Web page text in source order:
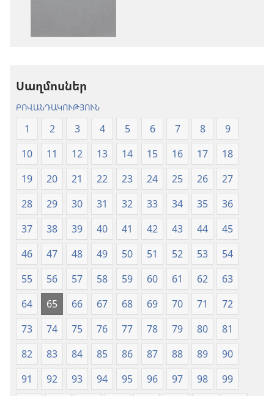
Սաղմոսներ
ԲՈՎԱՆԴԱԿՈՒԹՅՈՒՆ
1 2 3 4 5 6 7 8
9
10
11 12 13 14 15 16 17
18
19
20 21 22 23 24 25 26
27
28
29 30 31 32 33 34 35
36
37
38 39 40 41 42 43 44
45
46
47 48 49 50 51 52 53
54
55
56 57 58 59 60 61 62
63
64
65 66 67 68 69 70 71
72
73
74 75 76 77 78 79 80
81
82
83 84 85 86 87 88 89
90
91
92 93 94 95 96 97 98
99